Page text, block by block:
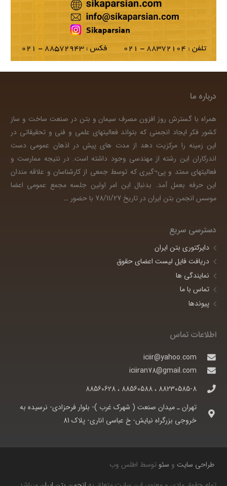
درباره ما
همراه با گسترش روز افزون مصرف سیمان و بتن در صنعت ساخت و ساز
کشور فکر ایجاد انجمنی که بتواند فعالیتهای علمی و فنی و تحقیقاتی در
این زمینه را مرکزیت دهد از مدت های پیش در اذهان عمومی دست
اندرکاران این رشته از مهندسی وجود داشته است. در نتیجه ممارست و
فعالیتهای ممتد و پی¬گیری که توسط جمعی از کارشناسان و علاقه مندان
این حرفه بعمل آمد. بدنبال این امر اولین جلسه مجمع عمومی اعضا
موسس انجمن بتن ایران در تاریخ 78/11/27 با حضور
…
دسترسی سریع
دایرکتوری بتن ایران
دریافت فایل لیست اعضای حقوق
نمایندگی ها
تماس با ما
پیوندها
اطلاعات تماس
iciir@yahoo.com
iciiran78@gmail.com
88230585-8 ، 88560588 ، 88560628
تهران ـ ميدان صنعت ( شهرک غرب )- بلوار فرحزادی- نرسيده به
خروجی بزرگراه نيايش- خ عباسی اناری- پلاک 81
طراحی سایت و سئوتوسط اطلس وب